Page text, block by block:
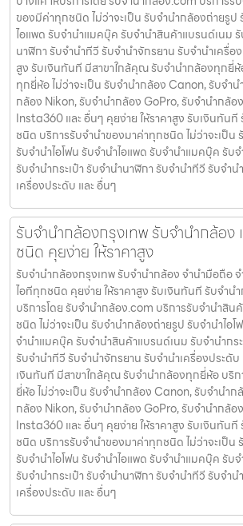
ของมีค่าทุกชนิด ไม่ว่าจะเป็น รับจํานํากล้องถ่ายรูป
ไอแพด รับจํานําแมคบุ๊ค รับจํานําสินค้าแบรนด์เนม รั
นาฬิกา รับจํานําทีวี รับจํานําจักรยาน รับจํานําเครื่อ
สูง รับเงินทันที มีสาขาใกล้คุณ รับจำนำกล้องทุกยี่
ทุกยี่ห้อ ไม่ว่าจะเป็น รับจำนำกล้อง Canon, รับจำ
กล้อง Nikon, รับจำนำกล้อง GoPro, รับจำนำกล้อ
Insta360 และ อื่นๆ คุยง่าย ให้ราคาสูง รับเงินทัน
ชนิด บริการรับจำนำของมาค่าทุกชนิด ไม่ว่าจะเป็น
รับจํานําไอโฟน รับจํานําไอแพด รับจํานําแมคบุ๊ค รับ
รับจํานํากระเป๋า รับจํานํานาฬิกา รับจํานําทีวี รับจํา
เครื่องประดับ และ อื่นๆ
รับจำนำกล้องกรุงเทพ รับจํานํากล้อง
ชนิด คุยง่าย ให้ราคาสูง
รับจำนำกล้องกรุงเทพ รับจํานํากล้อง จำนำมือถือ
ไอทีทุกชนิด คุยง่าย ให้ราคาสูง รับเงินทันที รับจำน
บริการโดย รับจํานํากล้อง.com บริการรับจํานําสิน
ชนิด ไม่ว่าจะเป็น รับจํานํากล้องถ่ายรูป รับจํานําไอโ
จํานําแมคบุ๊ค รับจํานําสินค้าแบรนด์เนม รับจํานํากร
รับจํานําทีวี รับจํานําจักรยาน รับจํานําเครื่องประดับ
เงินทันที มีสาขาใกล้คุณ รับจำนำกล้องทุกยี่ห้อ บริ
ยี่ห้อ ไม่ว่าจะเป็น รับจำนำกล้อง Canon, รับจำนำก
กล้อง Nikon, รับจำนำกล้อง GoPro, รับจำนำกล้อ
Insta360 และ อื่นๆ คุยง่าย ให้ราคาสูง รับเงินทัน
ชนิด บริการรับจำนำของมาค่าทุกชนิด ไม่ว่าจะเป็น
รับจํานําไอโฟน รับจํานําไอแพด รับจํานําแมคบุ๊ค รับ
รับจํานํากระเป๋า รับจํานํานาฬิกา รับจํานําทีวี รับจํา
เครื่องประดับ และ อื่นๆ